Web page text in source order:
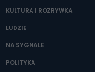
KULTURA I ROZRYWKA
LUDZIE
NA SYGNALE
POLITYKA